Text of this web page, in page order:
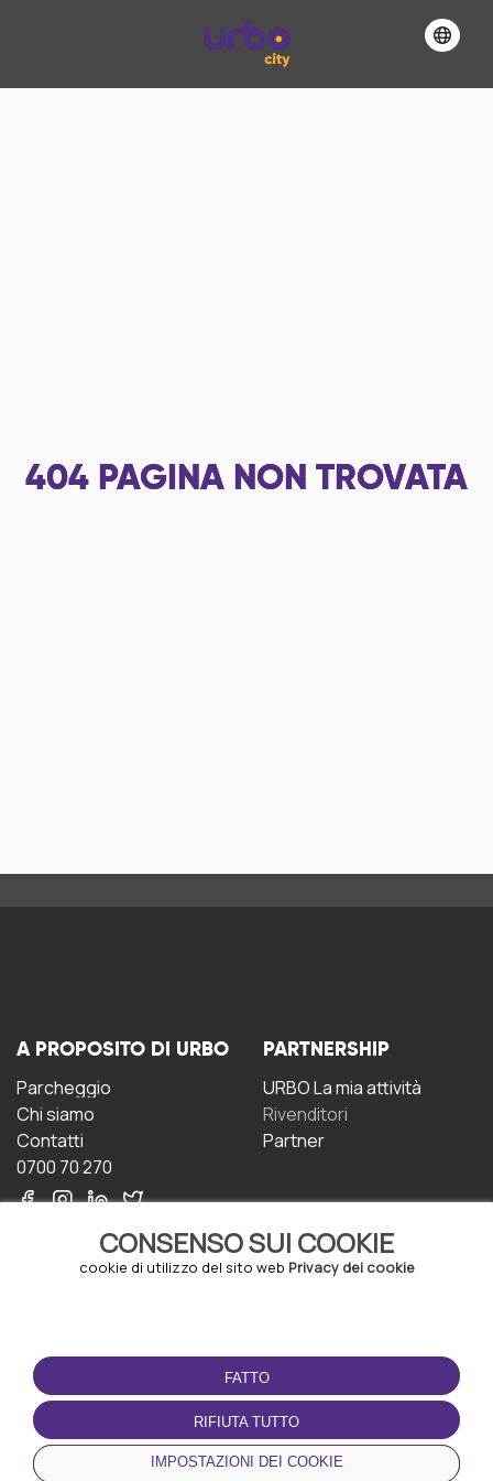
404 PAGINA NON TROVATA
CONSENSO SUI COOKIE
cookie di utilizzo del sito web Privacy dei cookie
FATTO
RIFIUTA TUTTO
IMPOSTAZIONI DEI COOKIE
A PROPOSITO DI URBO
Parcheggio
Chi siamo
Contatti
0700 70 270
PARTNERSHIP
URBO La mia attività
Rivenditori
Partner
CONDIZIONI D'USO
Termini e Condizioni
Politica sulla riservatezza
Gestione dei Cookie
SCARICA L'APP